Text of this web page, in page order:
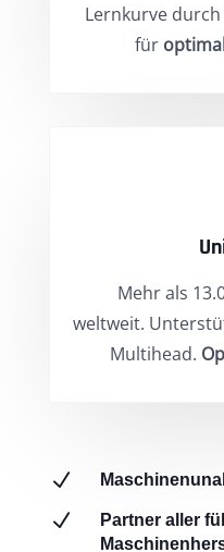
Lernkurve
für
Mehr als
weltweit.
Multihead.
N
N
Partner aller